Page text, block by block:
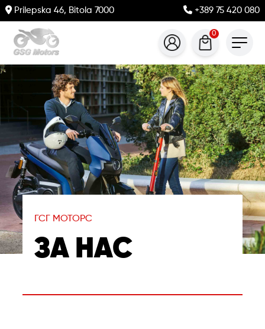
Prilepska 46, Bitola 7000 +389 75 420 080
0
ГСГ МОТОРС
ЗА НАС